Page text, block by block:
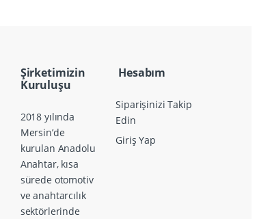
Şirketimizin
Kuruluşu
2018 yılında
Mersin’de
kurulan Anadolu
Anahtar, kısa
sürede otomotiv
ve anahtarcılık
sektörlerinde
Hesabım
Siparişinizi Takip
Edin
Giriş Yap